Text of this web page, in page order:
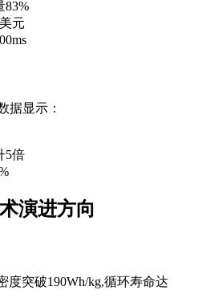
83%
元
据显示：
5倍
演进方向
度突破190Wh/kg,循环寿命达